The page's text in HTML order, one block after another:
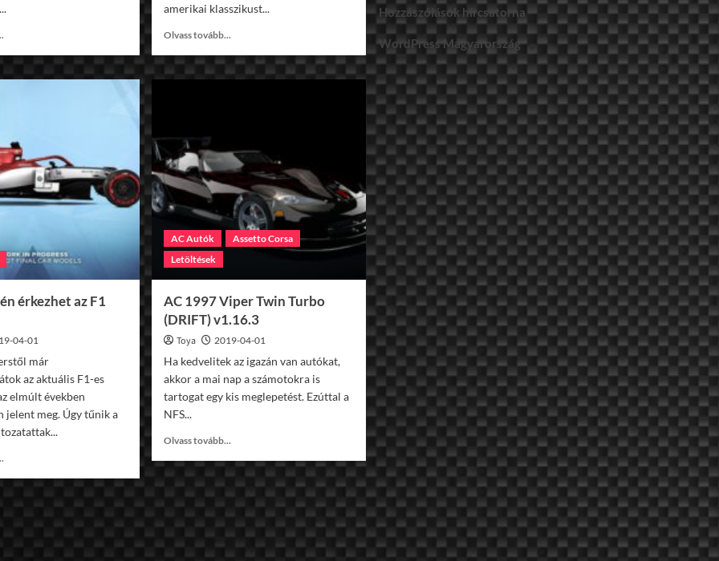
about
AC
JP1
v1.16
amerikai klasszikust...
Olvass tovább...
about
AC
Brougham
v1.16
érkezhet az F1
04-01
már
az aktuális F1-es
elmúlt években
jelent meg. Úgy tűnik a
about
AC Autók
Assetto Corsa
Letöltések
AC 1997 Viper Twin Turbo
(DRIFT) v1.16.3
Toya 2019-04-01
Ha kedvelitek az igazán van autókat,
akkor a mai nap a számotokra is
tartogat egy kis meglepetést. Ezúttal a
NFS...
Olvass tovább...
about
1997
Twin
Hozzászólások hírcsatorna
WordPress Magyarország